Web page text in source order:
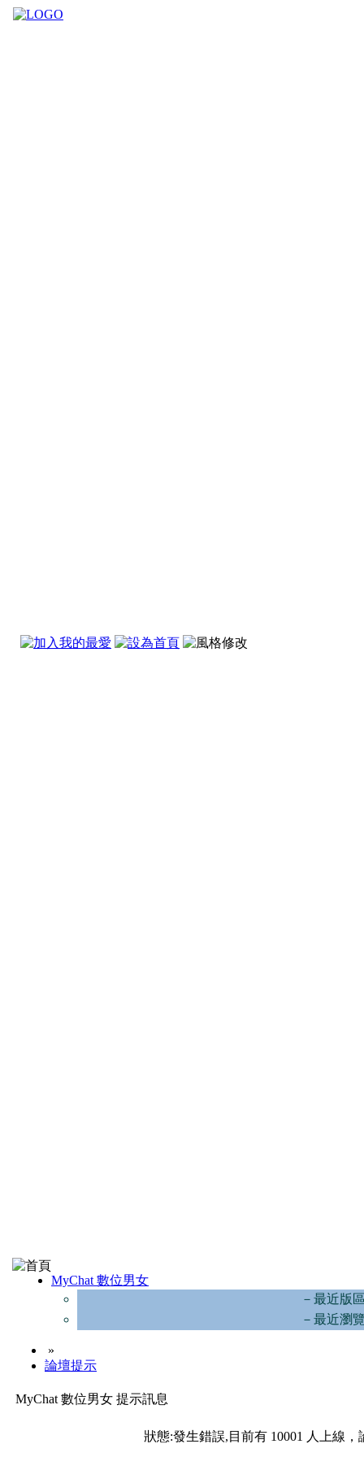
MyChat 數位男女
－最近版
－最近瀏
»
論壇提示
MyChat 數位男女 提示訊息
狀態:發生錯誤,目前有 10001 人上線